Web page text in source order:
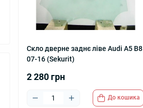
Скло дверне заднє ліве Audi A5 B8
07-16 (Sekurit)
2 280 грн
До кошика